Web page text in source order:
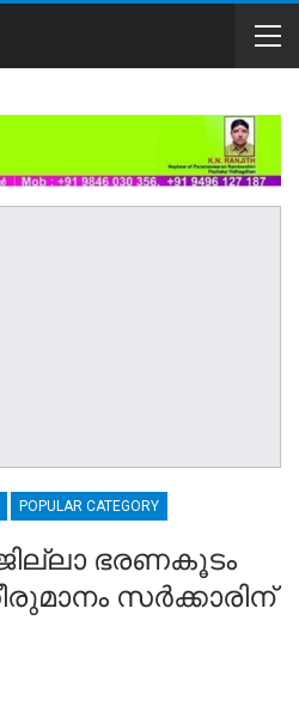
POPULAR CATEGORY
ഭരണകൂടം
സർക്കാരിന്